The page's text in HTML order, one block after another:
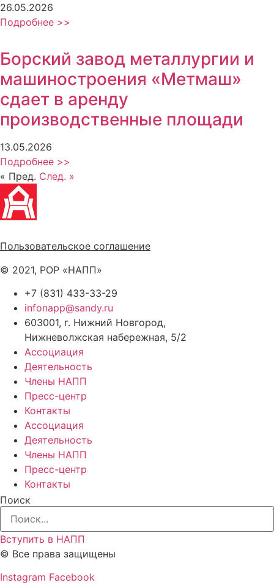
26.05.2026
Подробнее >>
Борский завод металлургии и
машиностроения «Метмаш»
сдает в аренду
производственные площади
13.05.2026
Подробнее >>
« Пред. След. »
Пользовательское соглашение
© 2021, РОР «НАПП»
+7 (831) 433-33-29
infonapp@sandy.ru
603001, г. Нижний Новгород,
Нижневолжская набережная, 5/2
Ассоциация
Деятельность
Члены НАПП
Пресс-центр
Контакты
Ассоциация
Деятельность
Члены НАПП
Пресс-центр
Контакты
Поиск
Вступить в НАПП
© Все права защищены
Instagram Facebook